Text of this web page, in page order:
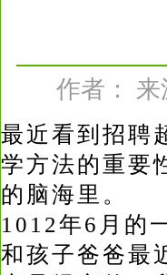
作者： 来
最近看到招聘
学方法的重要
的脑海里。
1012年6月的
和孩子爸爸最